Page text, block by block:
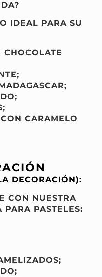
IDEAL PARA SU
CHOCOLATE
CARAMELO
DECORACIÓN):
CON NUESTRA
PARA PASTELES: